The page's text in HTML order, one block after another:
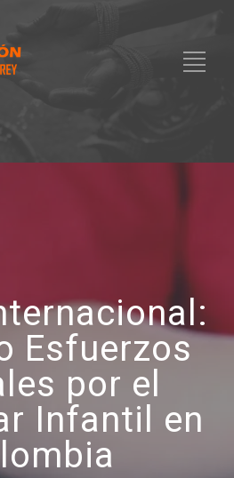
Esfuerzos
por el
Infantil en